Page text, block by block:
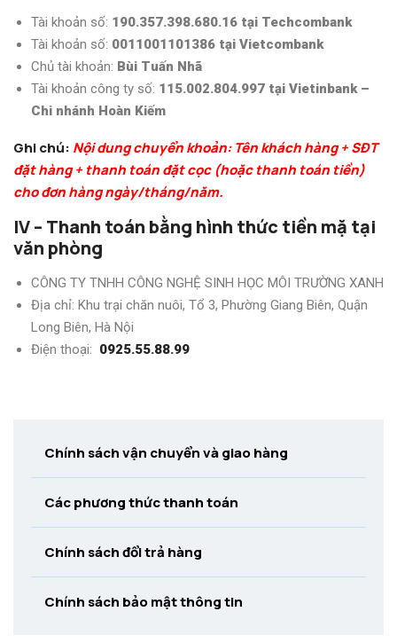
Tài khoản số: 190.357.398.680.16 tại Techcombank
Tài khoản số: 0011001101386 tại Vietcombank
Chủ tài khoản: Bùi Tuấn Nhã
Tài khoản công ty số: 115.002.804.997 tại Vietinbank –
Chi nhánh Hoàn Kiếm
Ghi chú: Nội dung chuyển khoản: Tên khách hàng + SĐT
đặt hàng + thanh toán đặt cọc (hoặc thanh toán tiền)
cho đơn hàng ngày/tháng/năm.
IV – Thanh toán bằng hình thức tiền mặ tại
văn phòng
CÔNG TY TNHH CÔNG NGHỆ SINH HỌC MÔI TRƯỜNG XANH
Địa chỉ: Khu trại chăn nuôi, Tổ 3, Phường Giang Biên, Quận
Long Biên, Hà Nội
Điện thoại: 0925.55.88.99
Chính sách vận chuyển và giao hàng
Các phương thức thanh toán
Chính sách đổi trả hàng
Chính sách bảo mật thông tin